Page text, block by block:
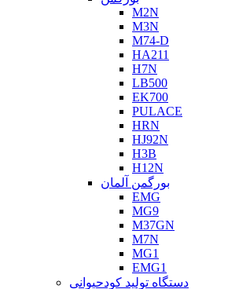
M2N
M3N
M74-D
HA211
H7N
LB500
EK700
PULACE
HRN
HJ92N
H3B
H12N
بورگمن آلمان
EMG
MG9
M37GN
M7N
MG1
EMG1
دستگاه تولید کودحیوانی